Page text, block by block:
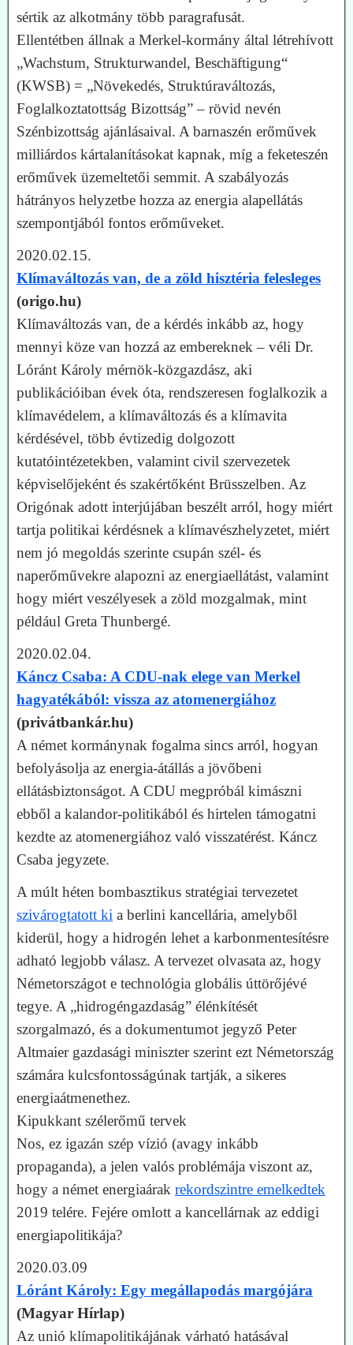
sértik az alkotmány több paragrafusát.
Ellentétben állnak a Merkel-kormány által létrehívott
„Wachstum, Strukturwandel, Beschäftigung“
(KWSB) = „Növekedés, Struktúraváltozás,
Foglalkoztatottság Bizottság” – rövid nevén
Szénbizottság ajánlásaival. A barnaszén erőművek
milliárdos kártalanításokat kapnak, míg a feketeszén
erőművek üzemeltetői semmit. A szabályozás
hátrányos helyzetbe hozza az energia alapellátás
szempontjából fontos erőműveket.
2020.02.15.
Klímaváltozás van, de a zöld hisztéria felesleges
(origo.hu)
Klímaváltozás van, de a kérdés inkább az, hogy
mennyi köze van hozzá az embereknek – véli Dr.
Lóránt Károly mérnök-közgazdász, aki
publikációiban évek óta, rendszeresen foglalkozik a
klímavédelem, a klímaváltozás és a klímavita
kérdésével, több évtizedig dolgozott
kutatóintézetekben, valamint civil szervezetek
képviselőjeként és szakértőként Brüsszelben. Az
Origónak adott interjújában beszélt arról, hogy miért
tartja politikai kérdésnek a klímavészhelyzetet, miért
nem jó megoldás szerinte csupán szél- és
naperőművekre alapozni az energiaellátást, valamint
hogy miért veszélyesek a zöld mozgalmak, mint
például Greta Thunbergé.
2020.02.04.
Káncz Csaba: A CDU-nak elege van Merkel
hagyatékából: vissza az atomenergiához
(privátbankár.hu)
A német kormánynak fogalma sincs arról, hogyan
befolyásolja az energia-átállás a jövőbeni
ellátásbiztonságot. A CDU megpróbál kimászni
ebből a kalandor-politikából és hirtelen támogatni
kezdte az atomenergiához való visszatérést. Káncz
Csaba jegyzete.
A múlt héten bombasztikus stratégiai tervezetet
szivárogtatott ki a berlini kancellária, amelyből
kiderül, hogy a hidrogén lehet a karbonmentesítésre
adható legjobb válasz. A tervezet olvasata az, hogy
Németországot e technológia globális úttörőjévé
tegye. A „hidrogéngazdaság” élénkítését
szorgalmazó, és a dokumentumot jegyző Peter
Altmaier gazdasági miniszter szerint ezt Németország
számára kulcsfontosságúnak tartják, a sikeres
energiaátmenethez.
Kipukkant szélerőmű tervek
Nos, ez igazán szép vízió (avagy inkább
propaganda), a jelen valós problémája viszont az,
hogy a német energiaárak rekordszintre emelkedtek
2019 telére. Fejére omlott a kancellárnak az eddigi
energiapolitikája?
2020.03.09
Lóránt Károly: Egy megállapodás margójára
(Magyar Hírlap)
Az unió klímapolitikájának várható hatásával